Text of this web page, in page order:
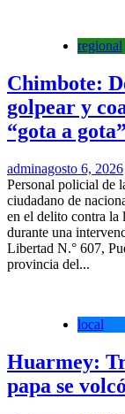
regional
Chimbote:
golpear y
“gota a gota”
adminagosto 6, 2026
Personal policial de
ciudadano de
en el delito contra la
durante una
Libertad N.° 607,
provincia del...
local
Huarmey:
papa se